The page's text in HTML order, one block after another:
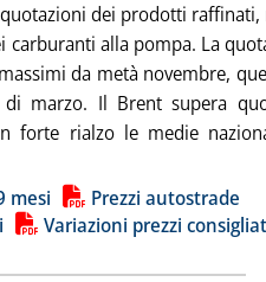
dei prodotti raffinati,
carburanti alla pompa. La
da metà novembre,
marzo. Il Brent supera
forte rialzo le medie
tutta la notizia:
mesi
Prezzi autostrade
Variazioni prezzi